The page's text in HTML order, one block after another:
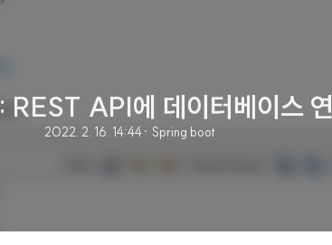
REST API에 데이터베이
2022. 2. 16. 14:44· Spring boot